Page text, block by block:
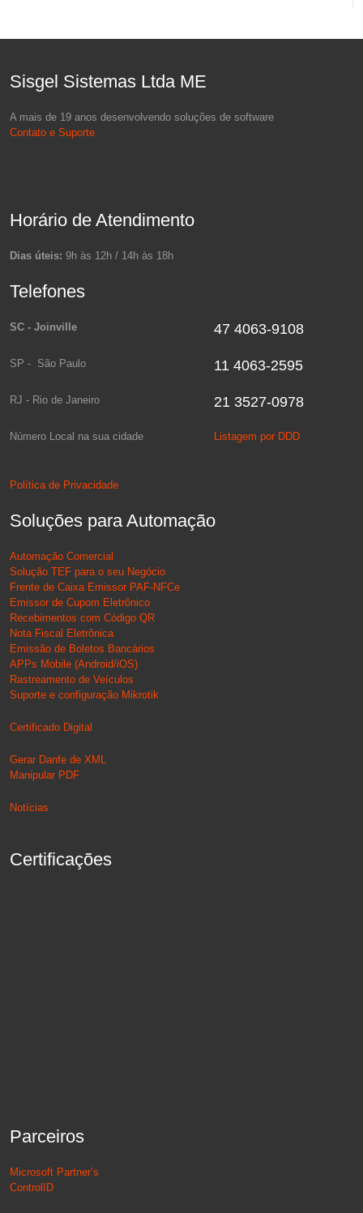
Sisgel Sistemas Ltda ME
A mais de 19 anos desenvolvendo soluções de software
Contato e Suporte
Horário de Atendimento
Dias úteis:9h às 12h / 14h às 18h
Telefones
SC - Joinville 47 4063-9108
SP - São Paulo 11 4063-2595
RJ - Rio de Janeiro 21 3527-0978
Número Local na sua cidade Listagem por DDD
Política de Privacidade
Soluções para Automação
Automação Comercial
Solução TEF para o seu Negócio
Frente de Caixa Emissor PAF-NFCe
Emissor de Cupom Eletrônico
Recebimentos com Código QR
Nota Fiscal Eletrônica
Emissão de Boletos Bancários
APPs Mobile (Android/iOS)
Rastreamento de Veículos
Suporte e configuração Mikrotik
Certificado Digital
Gerar Danfe de XML
Manipular PDF
Notícias
Certificações
Parceiros
Microsoft Partner’s
ControlID